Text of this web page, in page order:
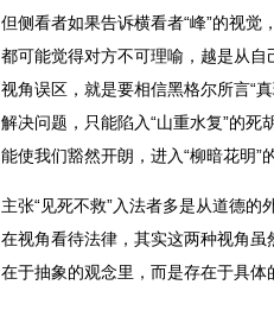
但侧看者如果告诉横看者“峰”的视觉
都可能觉得对方不可理喻，越是从
视角误区，就是要相信黑格尔所言“
解决问题，只能陷入“山重水复”的死
能使我们豁然开朗，进入“柳暗花明”
主张“见死不救”入法者多是从道德的
在视角看待法律，其实这两种视角
在于抽象的观念里，而是存在于具体